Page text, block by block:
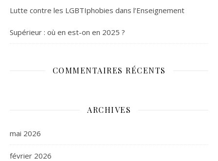
Lutte contre les LGBTIphobies dans l’Enseignement
Supérieur : où en est-on en 2025 ?
COMMENTAIRES RÉCENTS
ARCHIVES
mai 2026
février 2026